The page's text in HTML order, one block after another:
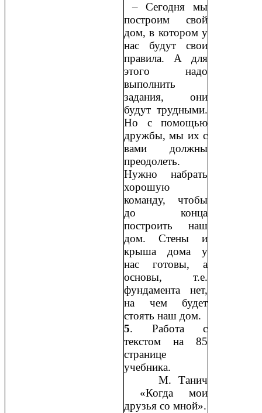
‒ Сегодня мы
построим свой
дом, в котором у
нас будут свои
правила. А для
этого надо
выполнить
задания, они
будут трудными.
Но с помощью
дружбы, мы их с
вами должны
преодолеть.
Нужно набрать
хорошую
команду, чтобы
до конца
построить наш
дом. Стены и
крыша дома у
нас готовы, а
основы, т.е.
фундамента нет,
на чем будет
стоять наш дом.
5. Работа с
текстом на 85
странице
учебника.
М. Танич
«Когда мои
друзья со мной».